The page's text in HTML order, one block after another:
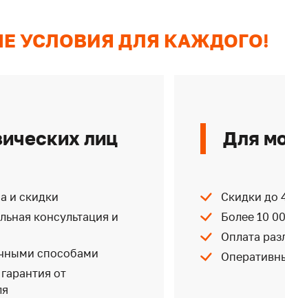
УСЛОВИЯ ДЛЯ КАЖДОГО!
лиц
и скидки
консультация и
способами
от
Для
Скидки до
Более 10
Оплата